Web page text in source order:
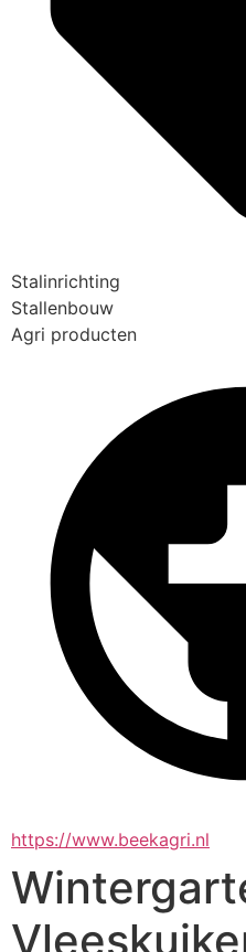
Stalinrichting
Stallenbouw
Agri producten
https://www.beekagri.nl